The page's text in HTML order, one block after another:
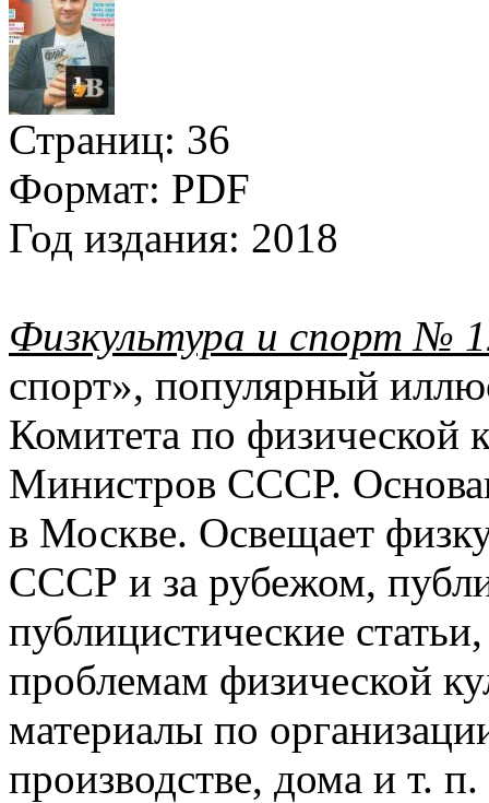
Страниц: 36
Формат: PDF
Год издания: 2018
Физкультура и спорт №
спорт», популярный
Комитета по физической
Министров СССР.
в Москве. Освещает
СССР и за рубежом,
публицистические
проблемам физической
материалы по
производстве, дома и т. п.